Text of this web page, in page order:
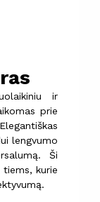
ir
prie
lengvumo
Ši
kurie